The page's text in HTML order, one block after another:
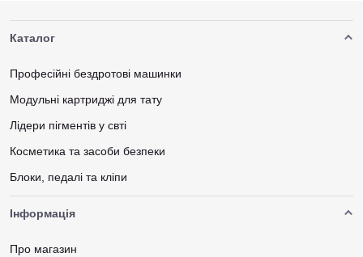
Каталог
Професійні бездротові машинки
Модульні картриджі для тату
Лідери пігментів у свті
Косметика та засоби безпеки
Блоки, педалі та кліпи
Інформація
Про магазин